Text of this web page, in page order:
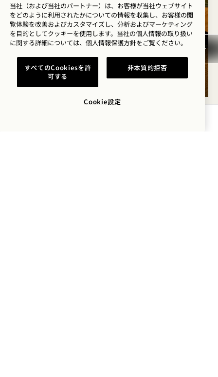
ここから マイク
ウィークエンドブランチ
土曜日・日曜日
当社（および当社のパートナー）は、お客様が当社ウェブサイト
をどのように利用されたかについての情報を収集し、お客様の閲
覧体験を改善およびカスタマイズし、分析およびマーケティング
を目的としてクッキーを使用します。当社の個人情報の取り扱い
に関する詳細については、 個人情報保護方針をご覧ください。
すべてのCookiesを許
可する
非本質的拒否
Cookie設定